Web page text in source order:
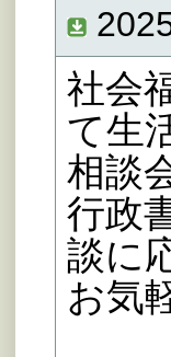
社会
て生
相談
行政
談に
お気